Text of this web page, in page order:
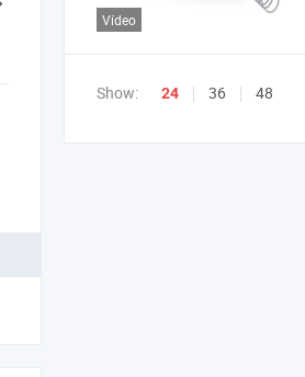
Vídeo
Show: 24 36 48